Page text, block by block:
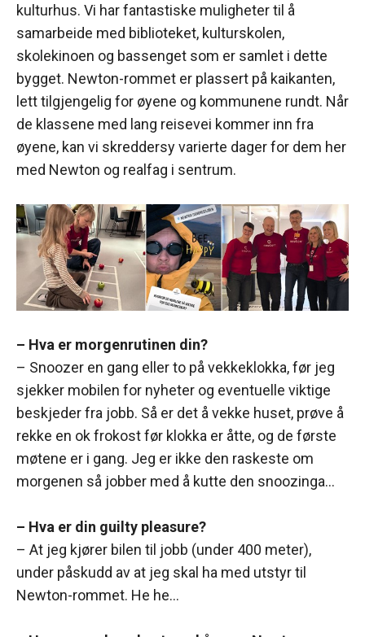
kulturhus. Vi har fantastiske muligheter til å
samarbeide med biblioteket, kulturskolen,
skolekinoen og bassenget som er samlet i dette
bygget. Newton-rommet er plassert på kaikanten,
lett tilgjengelig for øyene og kommunene rundt. Når
de klassene med lang reisevei kommer inn fra
øyene, kan vi skreddersy varierte dager for dem her
med Newton og realfag i sentrum.
– Hva er morgenrutinen din?
– Snoozer en gang eller to på vekkeklokka, før jeg
sjekker mobilen for nyheter og eventuelle viktige
beskjeder fra jobb. Så er det å vekke huset, prøve å
rekke en ok frokost før klokka er åtte, og de første
møtene er i gang. Jeg er ikke den raskeste om
morgenen så jobber med å kutte den snoozinga…
– Hva er din guilty pleasure?
– At jeg kjører bilen til jobb (under 400 meter),
under påskudd av at jeg skal ha med utstyr til
Newton-rommet. He he…